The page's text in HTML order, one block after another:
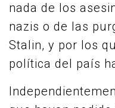
nada de los
nazis o de las
Stalin, y por los
política del país